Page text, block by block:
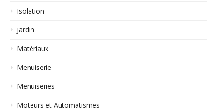
Isolation
Jardin
Matériaux
Menuiserie
Menuiseries
Moteurs et Automatismes